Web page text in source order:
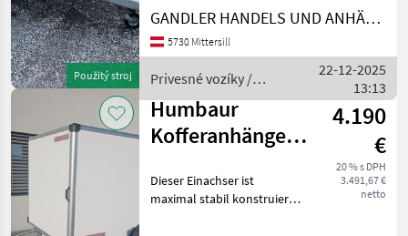
Použitý stroj
HA132314, 230x140cm.
Privesné vozíky Prívesný
voz osobného auta
GANDLER HANDELS UND ANHÄNGER GmbH
5730 Mittersill
Privesné vozíky /
Humbaur
22-12-2025
13:13
Humbaur
Kofferanhänger
ÜFW mit
4.190
€
20 % s DPH
3.491,67 €
netto
Dieser Einachser ist
maximal stabil konstruiert: